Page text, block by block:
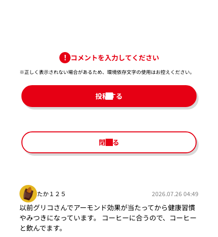
コメントを入力してください
※正しく表示されない場合があるため、環境依存文字の使用はお控えください。​
投稿する
閉じる
たか１２５ 2026.07.26 04:49
以前グリコさんでアーモンド効果が当たってから健康習慣
やみつきになっています。 コーヒーに合うので、コーヒー
と飲んでます。